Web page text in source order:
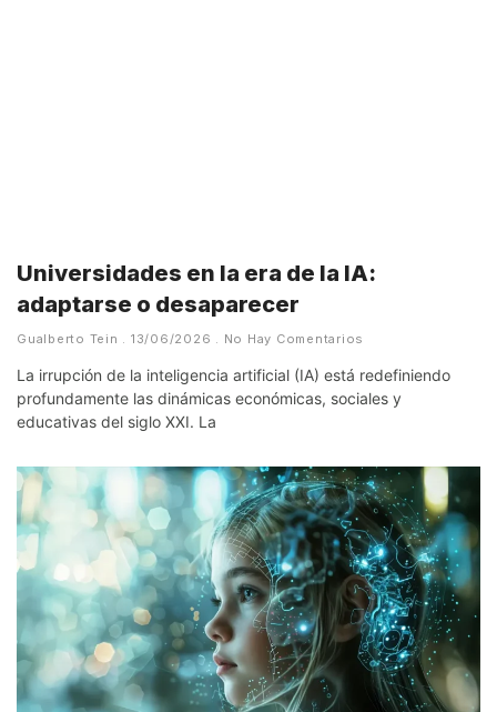
Universidades en la era de la IA:
adaptarse o desaparecer
Gualberto Tein 13/06/2026 No Hay Comentarios
La irrupción de la inteligencia artificial (IA) está redefiniendo
profundamente las dinámicas económicas, sociales y
educativas del siglo XXI. La